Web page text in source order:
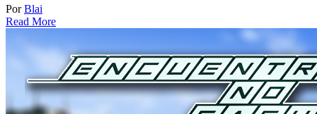
PorBlai
Read More